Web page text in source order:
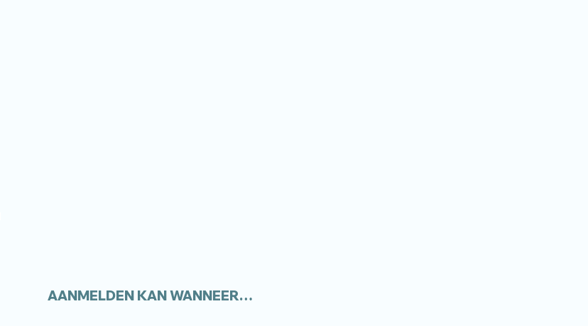
AANMELDEN KAN WANNEER…